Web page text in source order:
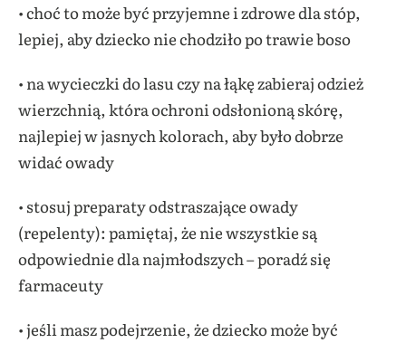
• choć to może być przyjemne i zdrowe dla stóp,
lepiej, aby dziecko nie chodziło po trawie boso
• na wycieczki do lasu czy na łąkę zabieraj odzież
wierzchnią, która ochroni odsłonioną skórę,
najlepiej w jasnych kolorach, aby było dobrze
widać owady
• stosuj preparaty odstraszające owady
(repelenty): pamiętaj, że nie wszystkie są
odpowiednie dla najmłodszych – poradź się
farmaceuty
• jeśli masz podejrzenie, że dziecko może być